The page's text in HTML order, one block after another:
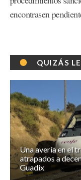
encontrasen
QUIZÁS
Una avería en el
atrapados a
Guadix